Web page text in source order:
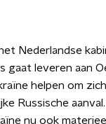
Nederlandse
gaat leveren aan
helpen om
Russische
nu ook